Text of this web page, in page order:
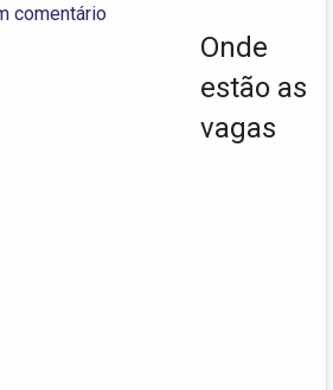
comentário
Onde
estão as
vagas